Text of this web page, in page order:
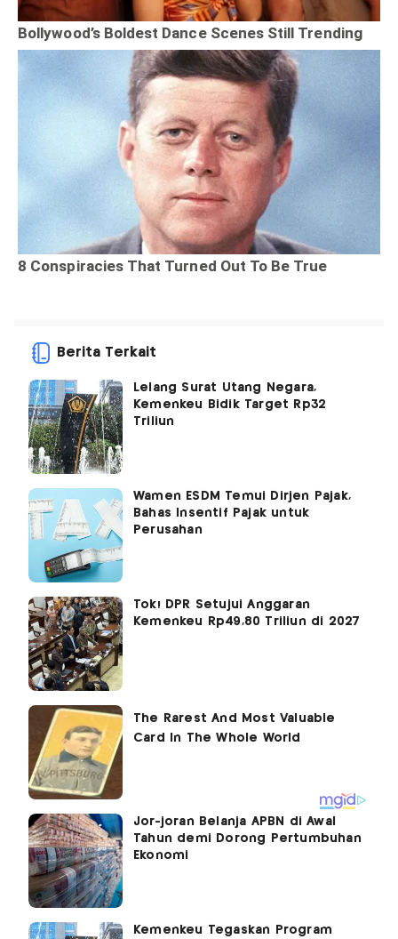
Berita Terkait
Lelang Surat Utang Negara,
Kemenkeu Bidik Target Rp32
Triliun
Wamen ESDM Temui Dirjen Pajak,
Bahas Insentif Pajak untuk
Perusahan
Tok! DPR Setujui Anggaran
Kemenkeu Rp49,80 Triliun di 2027
Jor-joran Belanja APBN di Awal
Tahun demi Dorong Pertumbuhan
Ekonomi
Kemenkeu Tegaskan Program